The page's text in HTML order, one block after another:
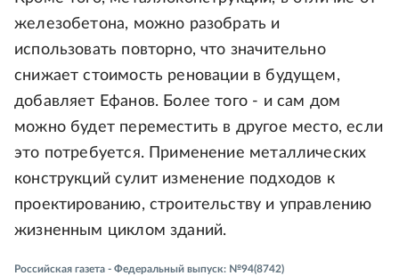
железобетона, можно разобрать и
использовать повторно, что значительно
снижает стоимость реновации в будущем,
добавляет Ефанов. Более того - и сам дом
можно будет переместить в другое место, если
это потребуется. Применение металлических
конструкций сулит изменение подходов к
проектированию, строительству и управлению
жизненным циклом зданий.
Российская газета - Федеральный выпуск: №94(8742)